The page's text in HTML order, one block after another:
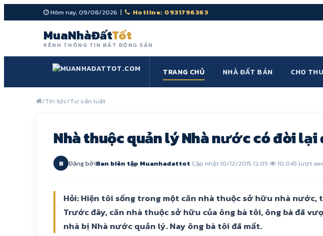
Hôm nay, 09/08/2026 | Hotline: 0931796363
MuaNhàĐấtTốt
KÊNH THÔNG TIN BẤT ĐỘNG SẢN
TRANG CHỦ NHÀ ĐẤT BÁN CHO
/Tin tức/Tư vấn luật
Nhà thuộc quản lý Nhà nước có đòi
B Đăng bởiBan biên tập Muanhadattot·Cập nhật 10/12/2015 12:05· 10.045 lượt
Hỏi: Hiện tôi sống trong một căn nhà thuộc sở hữu nhà nước,
Trước đây, căn nhà thuộc sở hữu của ông bà tôi, ông bà đã
nhà bị Nhà nước quản lý. Nay ông bà tôi đã mất.